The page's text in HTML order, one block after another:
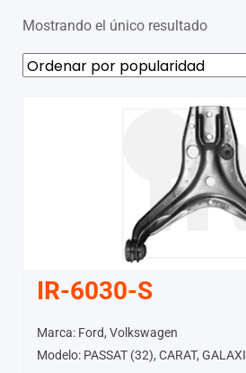
Mostrando el único resultado
IR-6030-S
Marca: Ford, Volkswagen
Modelo: PASSAT (32), CARAT, GALAXI